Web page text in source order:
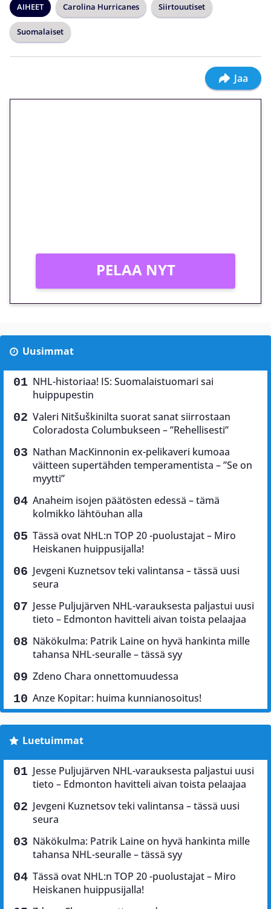
AIHEET Carolina Hurricanes Siirtouutiset
Suomalaiset
Jaa
PELAA NYT
Uusimmat
NHL-historiaa! IS: Suomalaistuomari sai
huippupestin
Valeri Nitšuškinilta suorat sanat siirrostaan
Coloradosta Columbukseen – ”Rehellisesti”
Nathan MacKinnonin ex-pelikaveri kumoaa
väitteen supertähden temperamentista – ”Se on
myytti”
Anaheim isojen päätösten edessä – tämä
kolmikko lähtöuhan alla
Tässä ovat NHL:n TOP 20 -puolustajat – Miro
Heiskanen huippusijalla!
Jevgeni Kuznetsov teki valintansa – tässä uusi
seura
Jesse Puljujärven NHL-varauksesta paljastui uusi
tieto – Edmonton havitteli aivan toista pelaajaa
Näkökulma: Patrik Laine on hyvä hankinta mille
tahansa NHL-seuralle – tässä syy
Zdeno Chara onnettomuudessa
Anze Kopitar: huima kunnianosoitus!
Luetuimmat
Jesse Puljujärven NHL-varauksesta paljastui uusi
tieto – Edmonton havitteli aivan toista pelaajaa
Jevgeni Kuznetsov teki valintansa – tässä uusi
seura
Näkökulma: Patrik Laine on hyvä hankinta mille
tahansa NHL-seuralle – tässä syy
Tässä ovat NHL:n TOP 20 -puolustajat – Miro
Heiskanen huippusijalla!